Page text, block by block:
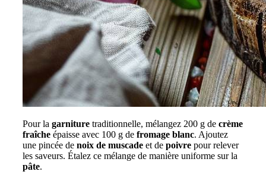
Pour la garniture traditionnelle, mélangez 200 g de crème
fraîche épaisse avec 100 g de fromage blanc. Ajoutez
une pincée de noix de muscade et de poivre pour relever
les saveurs. Étalez ce mélange de manière uniforme sur la
pâte.